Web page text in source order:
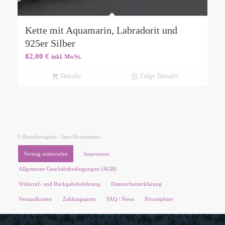
Kette mit Aquamarin, Labradorit und
925er Silber
82,00 € inkl. MwSt.
Details Zeige Details
© Brombeergrün - Ines Hornemann
Vertrag widerrufen Impressum
Allgemeine Geschäftsbedingungen (AGB)
Widerruf- und Rückgabebelehrung Datenschutzerklärung
Versandkosten Zahlungsarten FAQ / News Privatsphäre